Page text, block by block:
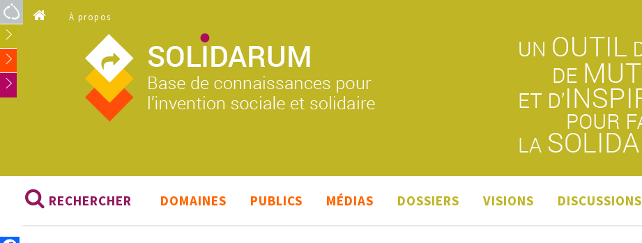
Aller au contenu principal
À propos
RECHERCHER DOMAINES PUBLICS MÉDIAS DOSSIERS VISIONS DISCUSSIONS